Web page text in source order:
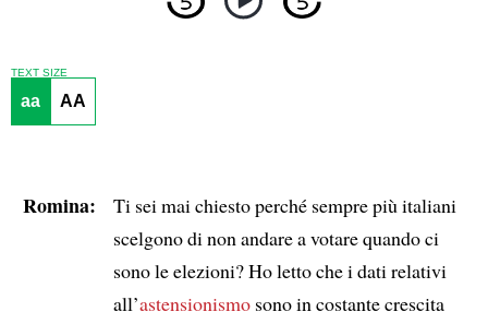
TEXT SIZE
aa AA
Romina:
Ti sei mai chiesto perché sempre più italiani
scelgono di non andare a votare quando ci
sono le elezioni? Ho letto che i dati relativi
all’astensionismosono in costante crescita